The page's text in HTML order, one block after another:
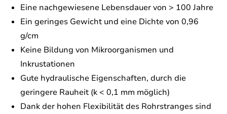
Eine nachgewiesene Lebensdauer von > 100 Jahre
Ein geringes Gewicht und eine Dichte von 0,96
g/cm
Keine Bildung von Mikroorganismen und
Inkrustationen
Gute hydraulische Eigenschaften, durch die
geringere Rauheit (k < 0,1 mm möglich)
Dank der hohen Flexibilität des Rohrstranges sind